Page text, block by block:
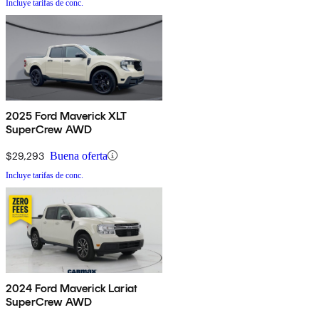
Incluye tarifas de conc.
2025 Ford Maverick XLT
SuperCrew AWD
$29,293 Buena oferta
Incluye tarifas de conc.
2024 Ford Maverick Lariat
SuperCrew AWD